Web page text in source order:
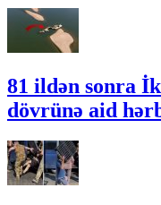
81 ildən sonra
dövrünə aid